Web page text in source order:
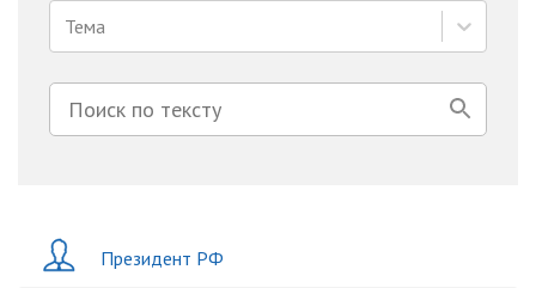
Тема
Президент РФ